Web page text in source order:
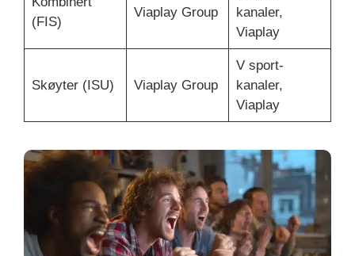
(FIS)
Viaplay Group
kanaler,
Viaplay
Skøyter (ISU) Viaplay Group
V sport-
kanaler,
Viaplay